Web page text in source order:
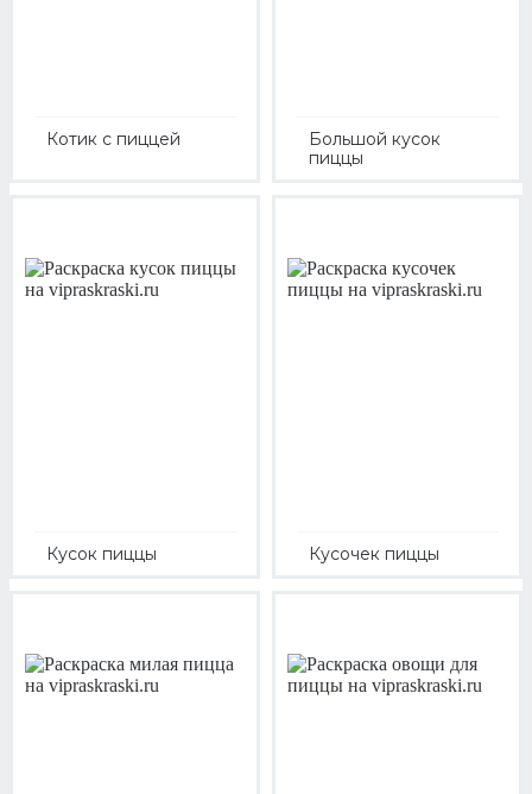
Котик с пиццей
Большой кусок
пиццы
Кусок пиццы Кусочек пиццы